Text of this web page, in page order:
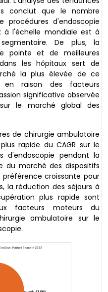
conclut que le nombre
d'endoscopie
à l'échelle mondiale est à
De plus, la
pointe et de meilleures
les hôpitaux sert de
la plus élevée de ce
en raison des facteurs
significative observée
le marché global des
de chirurgie ambulatoire
rapide du CAGR sur le
d'endoscopie pendant la
du marché des dispositifs
croissante pour
la réduction des séjours à
plus rapide sont
facteurs moteurs du
ambulatoire sur le